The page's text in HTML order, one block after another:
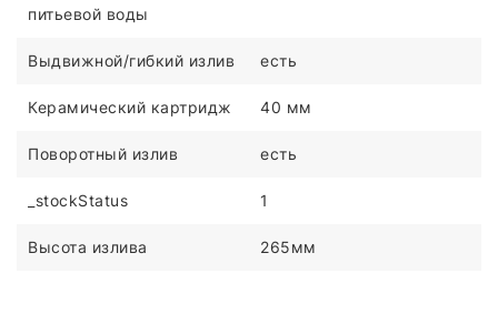
питьевой воды
Выдвижной/гибкий излив есть
Керамический картридж 40 мм
Поворотный излив есть
_stockStatus 1
Высота излива 265мм